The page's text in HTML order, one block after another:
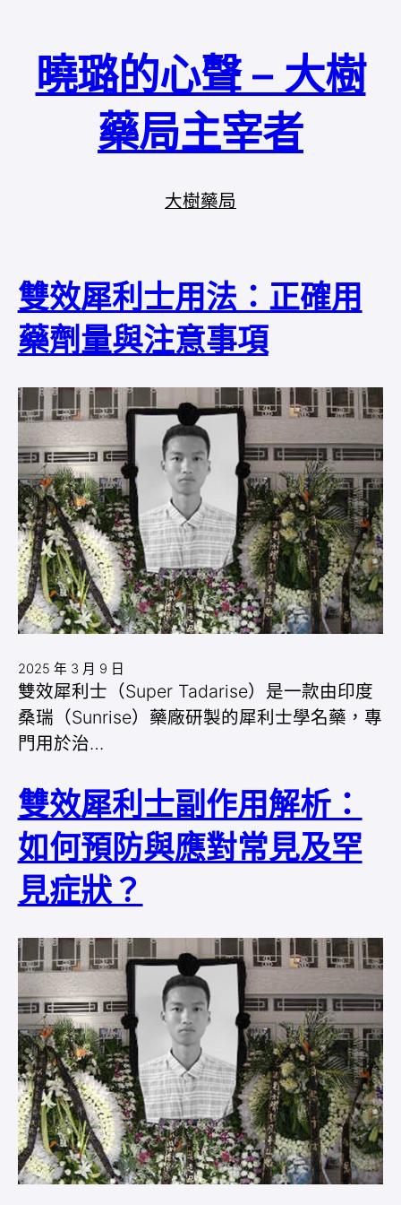
曉璐的心聲 – 大樹
藥局主宰者
大樹藥局
雙效犀利士用法：正確用
藥劑量與注意事項
2025 年 3 月 9 日
雙效犀利士（Super Tadarise）是一款由印度
桑瑞（Sunrise）藥廠研製的犀利士學名藥，專
門用於治…
雙效犀利士副作用解析：
如何預防與應對常見及罕
見症狀？